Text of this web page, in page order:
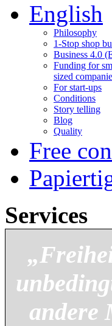
English
Philosophy
1-Stop shop
Business 4.0
Funding for
sized
For start-ups
Conditions
Story telling
Blog
Quality
Free
Services
andere